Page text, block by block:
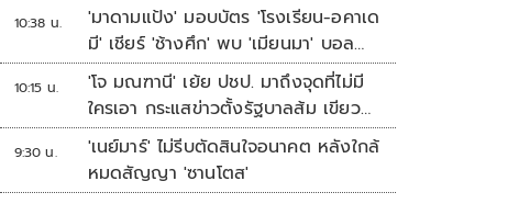
10:38 น.
'มาดามแป้ง' มอบบัตร 'โรงเรียน-อคาเด
มี' เชียร์ 'ช้างศึก' พบ 'เมียนมา' บอล
อาเซียน
10:15 น.
'โจ มณฑานี' เย้ย ปชป. มาถึงจุดที่ไม่มี
ใครเอา กระแสข่าวตั้งรัฐบาลส้ม เขียว
แดง ก็ยังไม่มีฟ้าเลย
9:30 น.
'เนย์มาร์' ไม่รีบตัดสินใจอนาคต หลังใกล้
หมดสัญญา 'ซานโตส'